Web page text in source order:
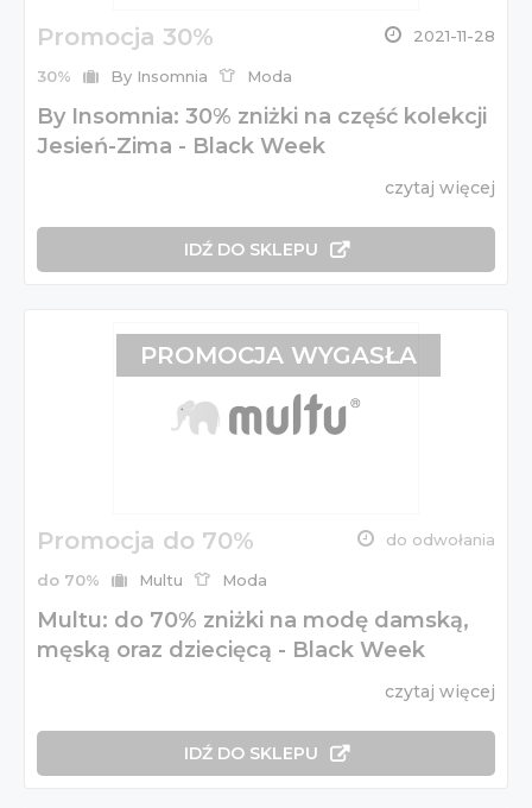
Promocja 30% 2021-11-28
30% By Insomnia Moda
By Insomnia: 30% zniżki na część kolekcji
Jesień-Zima - Black Week
czytaj więcej
IDŹ DO SKLEPU
Promocja do 70% do odwołania
do 70% Multu Moda
Multu: do 70% zniżki na modę damską,
męską oraz dziecięcą - Black Week
czytaj więcej
IDŹ DO SKLEPU
PROMOCJA WYGASŁA